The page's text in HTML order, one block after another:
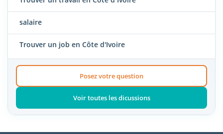
salaire
Trouver un job en Côte d'Ivoire
Posez votre question
Voir toutes les dicussions